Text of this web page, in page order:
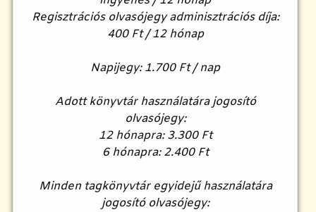
Regisztrációs olvasójegy adminisztrációs díja:
400 Ft / 12 hónap
Napijegy: 1.700 Ft / nap
Adott könyvtár használatára jogosító
olvasójegy:
12 hónapra: 3.300 Ft
6 hónapra: 2.400 Ft
Minden tagkönyvtár egyidejű használatára
jogosító olvasójegy: